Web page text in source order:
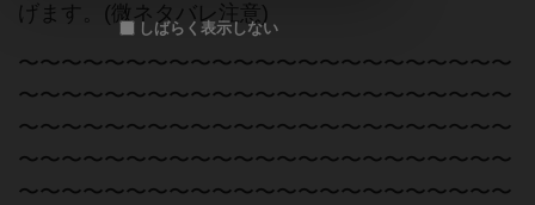
げます。(微ネタバレ注意)
〜〜〜〜〜〜〜〜〜〜〜〜〜〜〜〜〜〜〜〜〜〜〜
〜〜〜〜〜〜〜〜〜〜〜〜〜〜〜〜〜〜〜〜〜〜〜
〜〜〜〜〜〜〜〜〜〜〜〜〜〜〜〜〜〜〜〜〜〜〜
〜〜〜〜〜〜〜〜〜〜〜〜〜〜〜〜〜〜〜〜〜〜〜
〜〜〜〜〜〜〜〜〜〜〜〜〜〜〜〜〜〜〜〜〜〜〜
しばらく表示しない